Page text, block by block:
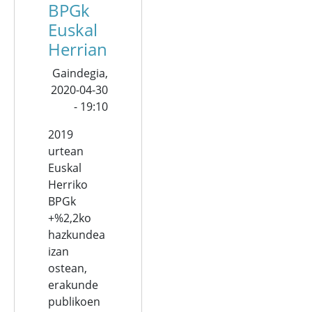
BPGk
Euskal
Herrian
Gaindegia,
2020-04-30
- 19:10
2019
urtean
Euskal
Herriko
BPGk
+%2,2ko
hazkundea
izan
ostean,
erakunde
publikoen